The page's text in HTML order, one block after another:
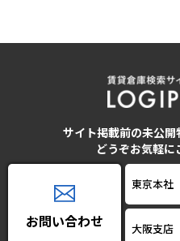
サイト掲載前の未公開
どうぞお気軽に
お問い合わせ
東京本社
大阪支店